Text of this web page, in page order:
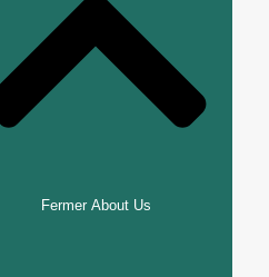
Fermer About Us